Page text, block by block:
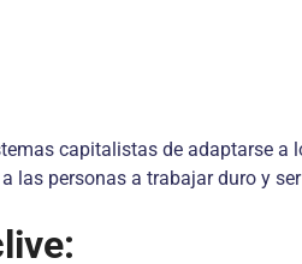
capitalistas de adaptarse
las personas a trabajar duro y